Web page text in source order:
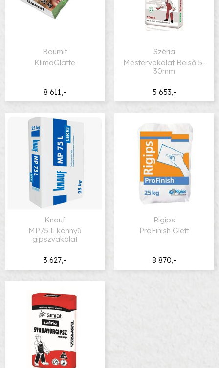
8 611,-
Baumit
KlimaGlatte
5 653,-
Széria
Mestervakolat Belső 5-
30mm
3 627,-
Knauf
MP75 L könnyű
gipszvakolat
8 870,-
Rigips
ProFinish Glett